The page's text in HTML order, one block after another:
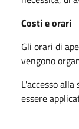
Costi e orari
Gli orari di
vengono
L'accesso
essere